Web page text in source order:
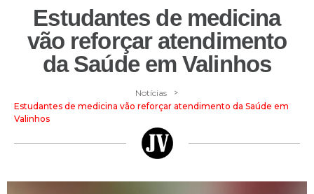
Estudantes de medicina
vão reforçar atendimento
da Saúde em Valinhos
Notícias >
Estudantes de medicina vão reforçar atendimento da Saúde em
Valinhos